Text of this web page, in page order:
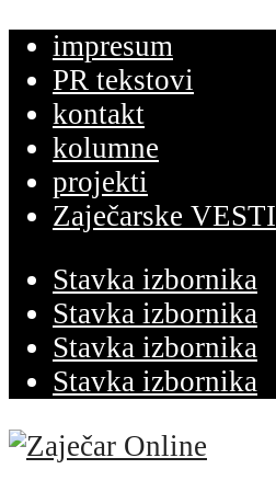
impresum
PR tekstovi
kontakt
kolumne
projekti
Zaječarske VESTI
Stavka izbornika
Stavka izbornika
Stavka izbornika
Stavka izbornika